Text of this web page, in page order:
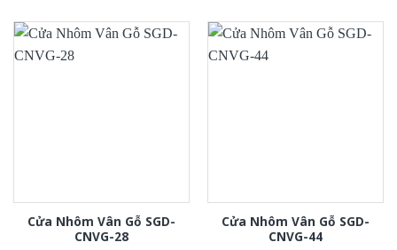
Cửa Nhôm Vân Gỗ SGD-
CNVG-28
Cửa Nhôm Vân Gỗ SGD-
CNVG-44